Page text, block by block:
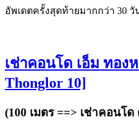
อัพเดตครั้งสุดท้ายมากกว่า 30 วั
เช่าคอนโด เอ็ม ทอง
Thonglor 10]
(100 เมตร ==> เช่าคอนโด